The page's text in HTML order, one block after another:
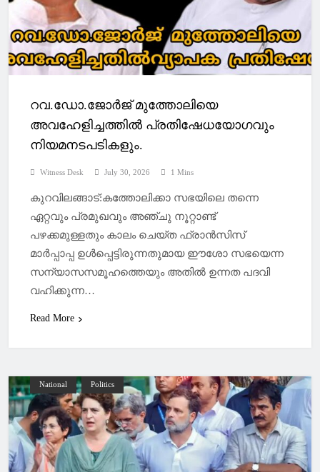
റവ.ഡോ.ജോർജ് മുത്തോലിയെ
അവഹേളിച്ചത്തിൽ പ്രതിഷേധയോഗവും
നിയമനടപടികളും.
Witness Desk July 30, 2026 1 Mins
കുറവിലങ്ങാട്:കത്തോലിക്കാ സഭയിലെ തന്നെ
ഏറ്റവും പ്രമുഖവും അഞ്ചു നൂറ്റാണ്ട്
പഴക്കമുള്ളതും കാലം ചെയ്ത ഫ്രാൻസിസ്
മാർപ്പാപ്പ ഉൾപ്പെട്ടിരുന്നതുമായ ഈശോ സഭയെന്ന
സന്യാസസമൂഹത്തെയും അതിൽ ഉന്നത പദവി
വഹിക്കുന്ന…
Read More
National Politics